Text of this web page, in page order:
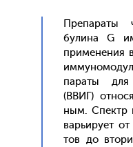
Пре­пара­ты
були­на G
при­мене­ния
пара­ты для
(ВВИГ)
ным. Спектр
варь­иру­ет
тов до